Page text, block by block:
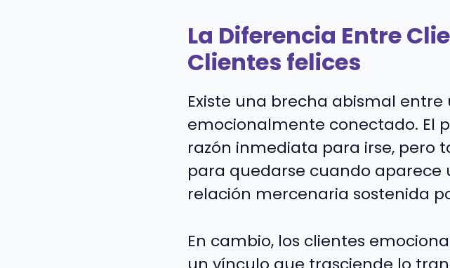
La Diferencia Entre
Clientes felices
Existe una brecha abismal
emocionalmente conectado. El
razón inmediata para irse, pero
para quedarse cuando aparece
relación mercenaria sostenida
En cambio, los clientes